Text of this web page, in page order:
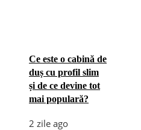
Ce este o cabină de
duș cu profil slim
și de ce devine tot
mai populară?
2 zile ago